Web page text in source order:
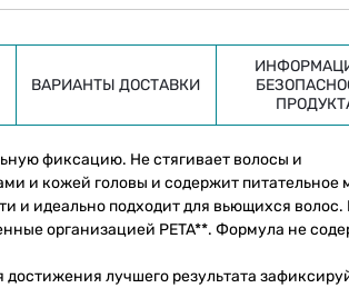
ВАРИАНТЫ ДОСТАВКИ
фиксацию. Не стягивает волосы и
и кожей головы и содержит питательное
и идеально подходит для вьющихся волос.
организацией PETA**. Формула не
лучшего результата